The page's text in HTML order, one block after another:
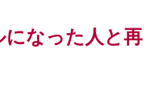
になった人と再